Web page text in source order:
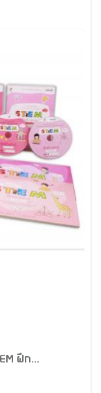
ฝึก...